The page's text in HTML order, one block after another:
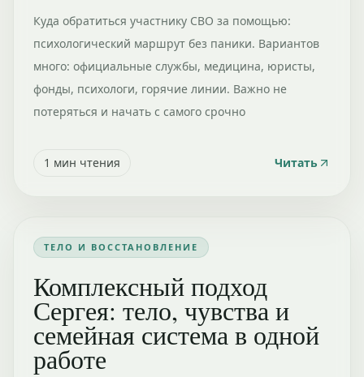
Куда обратиться участнику СВО за помощью:
психологический маршрут без паники. Вариантов
много: официальные службы, медицина, юристы,
фонды, психологи, горячие линии. Важно не
потеряться и начать с самого срочно
1 мин чтения Читать
ТЕЛО И ВОССТАНОВЛЕНИЕ
Комплексный подход
Сергея: тело, чувства и
семейная система в одной
работе